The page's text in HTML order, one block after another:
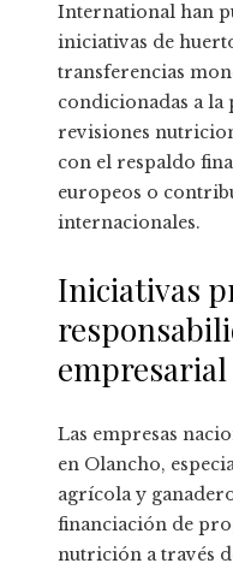
International han
iniciativas de
transferencias
condicionadas a
revisiones
con el respaldo
europeos o
internacionales.
Iniciativas
empresarial
Las empresas
en Olancho,
agrícola y
financiación de
nutrición a través